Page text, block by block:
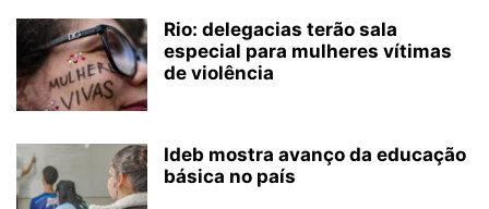
Rio: delegacias terão sala
especial para mulheres vítimas
de violência
Ideb mostra avanço da educação
básica no país